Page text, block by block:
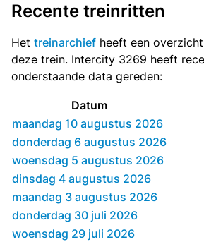
Recente treinritten
Het treinarchief heeft een
deze trein. Intercity 3269 heeft
onderstaande data gereden:
Datum
maandag 10 augustus 2026
donderdag 6 augustus 2026
woensdag 5 augustus 2026
dinsdag 4 augustus 2026
maandag 3 augustus 2026
donderdag 30 juli 2026
woensdag 29 juli 2026